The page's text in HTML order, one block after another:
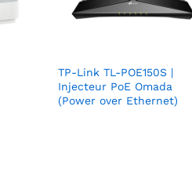
TP-Link TL-POE150S |
Injecteur PoE Omada
(Power over Ethernet)